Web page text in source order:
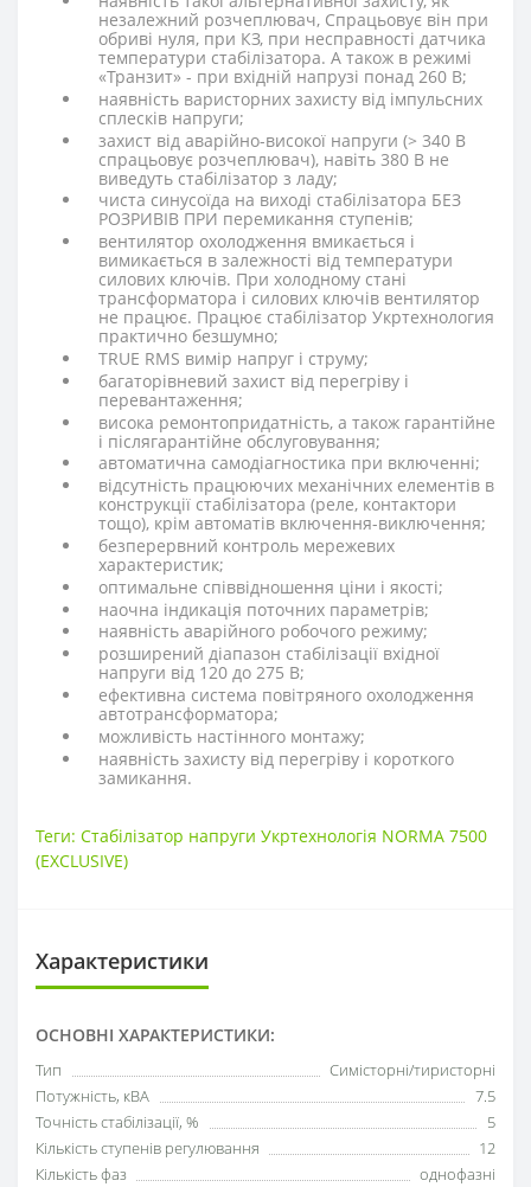
незалежний розчеплювач, Спрацьовує він при
обриві нуля, при КЗ, при несправності датчика
температури стабілізатора. А також в режимі
«Транзит» - при вхідній напрузі понад 260 В;
наявність варисторних захисту від імпульсних
сплесків напруги;
захист від аварійно-високої напруги (> 340 В
спрацьовує розчеплювач), навіть 380 В не
виведуть стабілізатор з ладу;
чиста синусоїда на виході стабілізатора БЕЗ
РОЗРИВІВ ПРИ перемикання ступенів;
вентилятор охолодження вмикається і
вимикається в залежності від температури
силових ключів. При холодному стані
трансформатора і силових ключів вентилятор
не працює. Працює стабілізатор Укртехнология
практично безшумно;
TRUE RMS вимір напруг і струму;
багаторівневий захист від перегріву і
перевантаження;
висока ремонтопридатність, а також гарантійне
і післягарантійне обслуговування;
автоматична самодіагностика при включенні;
відсутність працюючих механічних елементів в
конструкції стабілізатора (реле, контактори
тощо), крім автоматів включення-виключення;
безперервний контроль мережевих
характеристик;
оптимальне співвідношення ціни і якості;
наочна індикація поточних параметрів;
наявність аварійного робочого режиму;
розширений діапазон стабілізації вхідної
напруги від 120 до 275 В;
ефективна система повітряного охолодження
автотрансформатора;
можливість настінного монтажу;
наявність захисту від перегріву і короткого
замикання.
Теги: Стабілізатор напруги Укртехнологія NORMA 7500
(EXСLUSIVE)
Характеристики
ОСНОВНІ ХАРАКТЕРИСТИКИ:
Тип
Симісторні/тиристорні
Потужність, кВА
7.5
Точність стабілізації, %
5
Кількість ступенів регулювання
12
Кількість фаз
однофазні